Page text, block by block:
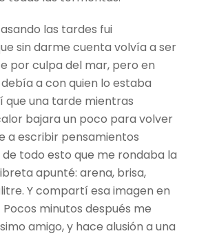
las tardes fui
sin darme cuenta volvía a ser
por culpa del mar, pero en
a con quien lo estaba
que una tarde mientras
bajara un poco para volver
a escribir pensamientos
todo esto que me rondaba la
apunté: arena, brisa,
Y compartí esa imagen en
Pocos minutos después me
amigo, y hace alusión a una